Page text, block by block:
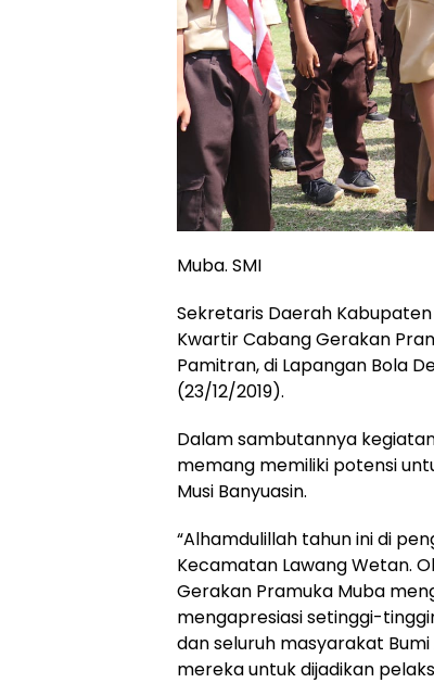
Muba. SMI
Sekretaris Daerah Kabupaten
Kwartir Cabang Gerakan
Pamitran, di Lapangan Bola
(23/12/2019).
Dalam sambutannya
memang memiliki potensi
Musi Banyuasin.
“Alhamdulillah tahun ini di
Kecamatan Lawang Wetan.
Gerakan Pramuka Muba
mengapresiasi setinggi-
dan seluruh masyarakat
mereka untuk dijadikan